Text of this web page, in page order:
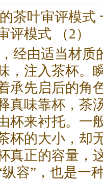
茶叶审评模式
评模式 （2）
经由适当材质
，注入茶杯。
承先启后的角
真味靠杯， 茶
杯来衬托。一
杯的大小，却
真正的容量，
容”，也是一